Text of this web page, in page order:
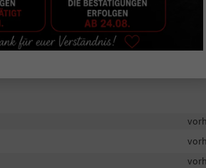
- Geschwindigkeitsanpassung an die
Totwinkel-Assistent - Toter-Winkel-